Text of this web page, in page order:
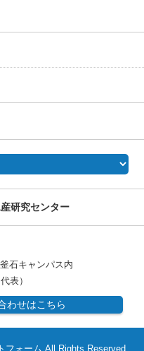
研究センター
石キャンパス内
表）
わせはこちら
ォーム All Rights Reserved.